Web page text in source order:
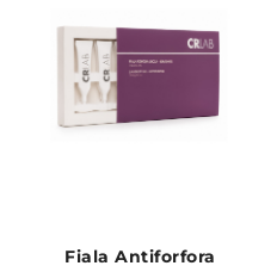
Fiala Antiforfora